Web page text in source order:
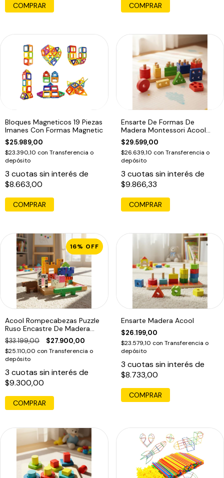
COMPRAR
Bloques Magneticos 19 Piezas
Imanes Con Formas Magnetic
$25.989,00
$23.390,10 con Transferencia o
depósito
3 cuotas sin interés de
$8.663,00
COMPRAR
Ensarte De Formas De
Madera Montessori Acool
Ac7318
$29.599,00
$26.639,10 con Transferencia o
depósito
3 cuotas sin interés de
$9.866,33
16% OFF
Acool Rompecabezas Puzzle
Ruso Encastre De Madera
Ac6616
$33.199,00 $27.900,00
$25.110,00 con Transferencia o
depósito
3 cuotas sin interés de
$9.300,00
COMPRAR
Ensarte Madera Acool
$26.199,00
$23.579,10 con Transferencia o
depósito
3 cuotas sin interés de
$8.733,00